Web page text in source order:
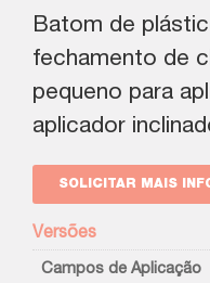
Batom de
fechamento de
pequeno para
aplicador
SOLICITAR MAIS
Versões
Campos de Aplicação